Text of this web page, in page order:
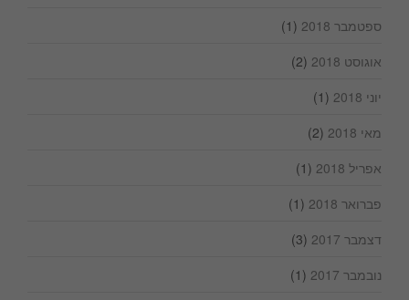
ספטמבר 2018
(1)
אוגוסט 2018
(2)
יוני 2018
(1)
מאי 2018
(2)
אפריל 2018
(1)
פברואר 2018
(1)
דצמבר 2017
(3)
נובמבר 2017
(1)